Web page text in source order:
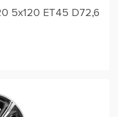
5x120 ET45 D72,6